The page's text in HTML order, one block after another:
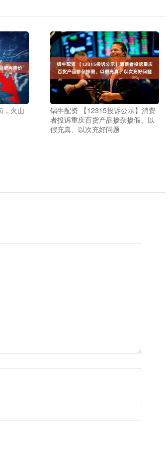
，火山
锅牛配资 【12315投诉公示】消费
者投诉重庆百货产品掺杂掺假、以
假充真、以次充好问题